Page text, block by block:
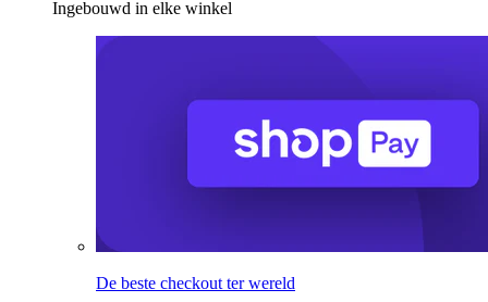
Ingebouwd in elke winkel
De beste checkout ter wereld